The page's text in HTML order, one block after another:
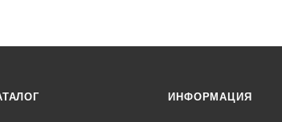
ИНФОРМАЦИЯ